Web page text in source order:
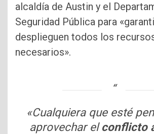
alcaldía de Austin y el
Seguridad Pública para
desplieguen todos los
necesarios».
«Cualquiera que esté
aprovechar elconflicto